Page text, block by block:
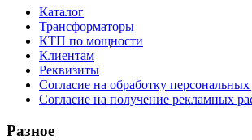
Каталог
Трансформаторы
КТП по мощности
Клиентам
Реквизиты
Согласие на обработку
Согласие на получение рекламных
Разное